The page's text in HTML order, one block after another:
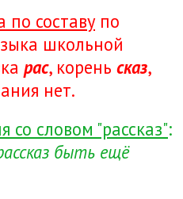
по составу по
школьной
рас, корень сказ,
нет.
словом "рассказ":
быть ещё
Или что?
..
проверочное слово?